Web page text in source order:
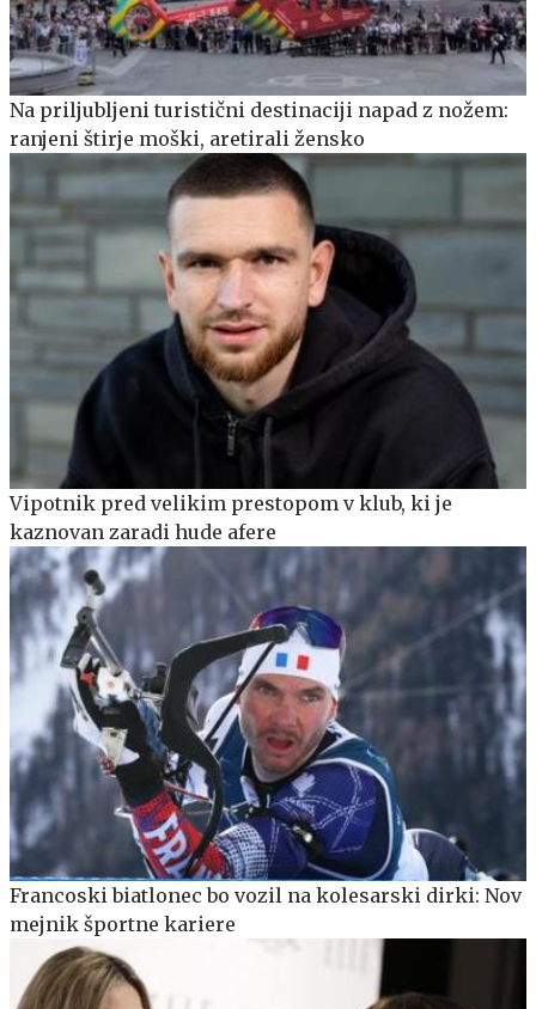
Na priljubljeni turistični destinaciji napad z nožem:
ranjeni štirje moški, aretirali žensko
Vipotnik pred velikim prestopom v klub, ki je
kaznovan zaradi hude afere
Francoski biatlonec bo vozil na kolesarski dirki: Nov
mejnik športne kariere